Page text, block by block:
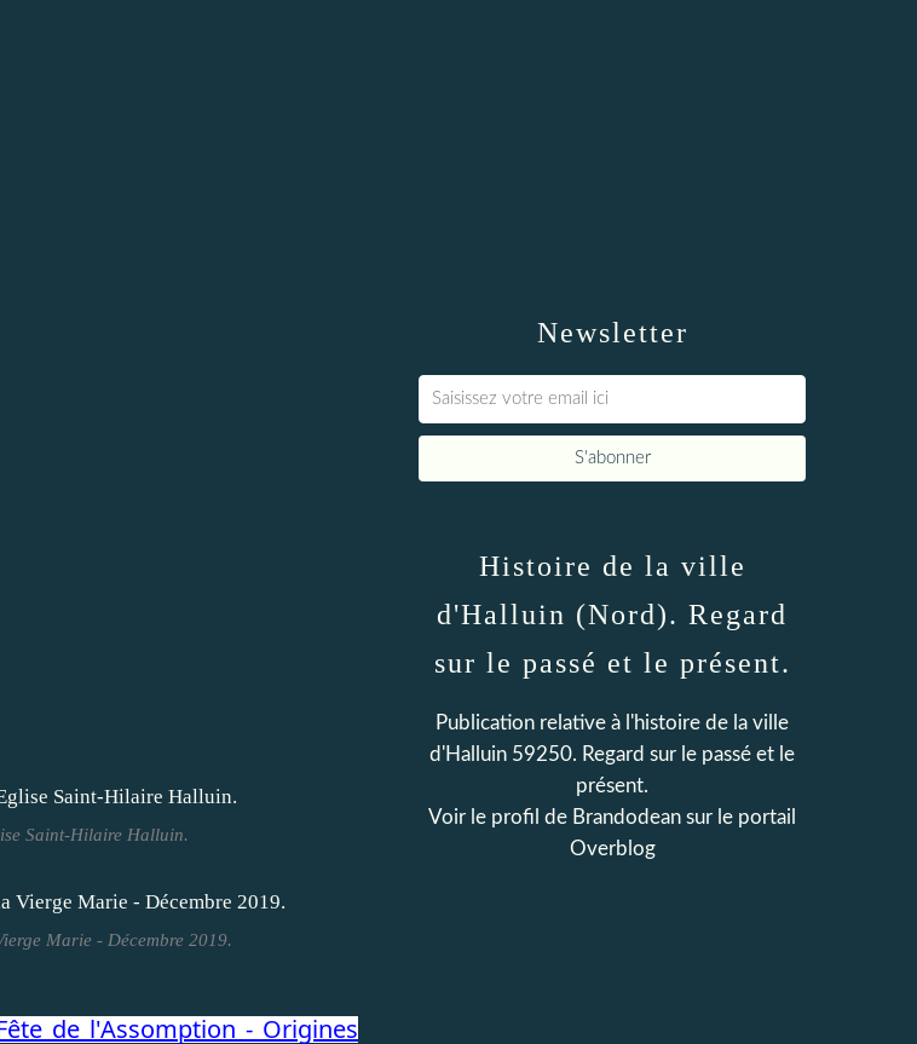
Saint-Hilaire Halluin.
Marie - Décembre 2019.
de l'Assomption - Origines
Newsletter
Histoire de la ville
d'Halluin (Nord). Regard
sur le passé et le présent.
Publication relative à l'histoire de la ville
d'Halluin 59250. Regard sur le passé et le
présent.
Voir le profil de Brandodean sur le portail
Overblog